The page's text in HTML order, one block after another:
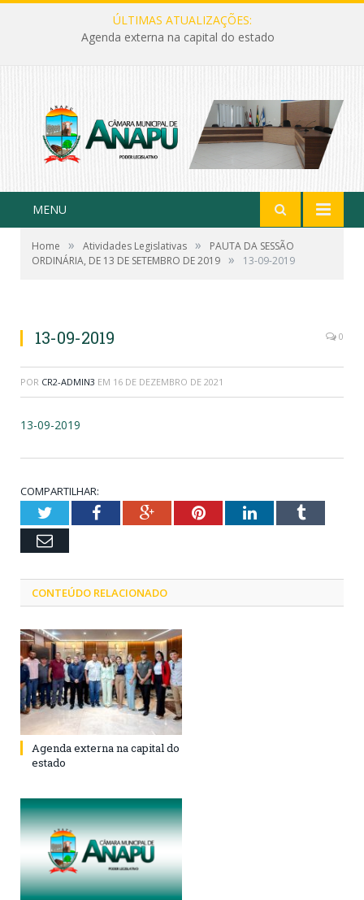
ÚLTIMAS ATUALIZAÇÕES:
Agenda externa na capital do estado
MENU
Home » Atividades Legislativas »
PAUTA DA SESSÃO
ORDINÁRIA, DE 13 DE SETEMBRO DE 2019 » 13-09-2019
13-09-2019 0
POR CR2-ADMIN3 EM 16 DE DEZEMBRO DE 2021
13-09-2019
COMPARTILHAR:
TwitterFacebookGoogle+PinterestLinkedInTumblr
Email
CONTEÚDO RELACIONADO
Agenda externa na capital do
estado